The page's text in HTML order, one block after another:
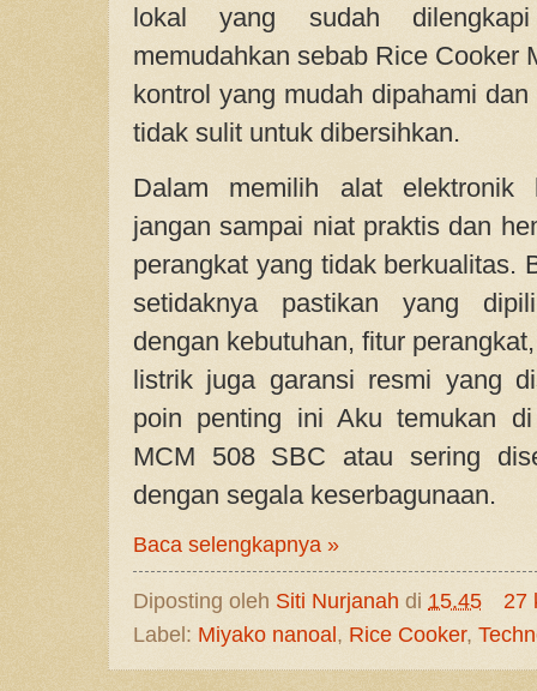
lokal yang sudah
memudahkan sebab Rice
kontrol yang mudah dipahami
tidak sulit untuk dibersihkan.
Dalam memilih alat elektronik
jangan sampai niat praktis dan
perangkat yang tidak berkualitas.
setidaknya pastikan yang
dengan kebutuhan, fitur
listrik juga garansi resmi yang
poin penting ini Aku temukan
MCM 508 SBC atau sering
dengan segala keserbagunaan.
Baca selengkapnya »
Diposting oleh Siti Nurjanah di 15.45
27
Label: Miyako nanoal , Rice Cooker,